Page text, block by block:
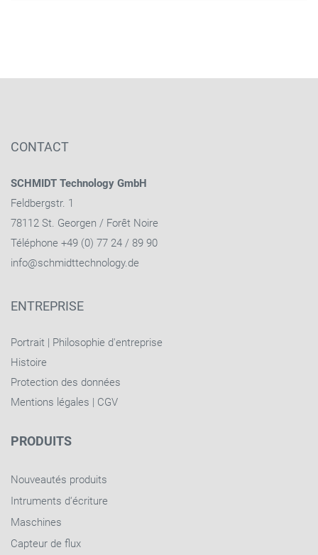
CONTACT
SCHMIDT Technology GmbH
Feldbergstr. 1
78112 St. Georgen / Forêt Noire
Téléphone +49 (0) 77 24 / 89 90
info@schmidttechnology.de
ENTREPRISE
Portrait | Philosophie d'entreprise
Histoire
Protection des données
Mentions légales | CGV
PRODUITS
Nouveautés produits
Intruments d‘écriture
Maschines
Capteur de flux